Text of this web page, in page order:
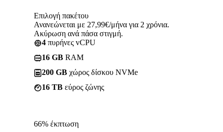
Επιλογή πακέτου
Ανανεώνεται με 27,99€/μήνα για 2 χρόνια.
Ακύρωση ανά πάσα στιγμή.
4 πυρήνες vCPU
16 GB RAM
200 GB χώρος δίσκου NVMe
16 TB εύρος ζώνης
66% έκπτωση